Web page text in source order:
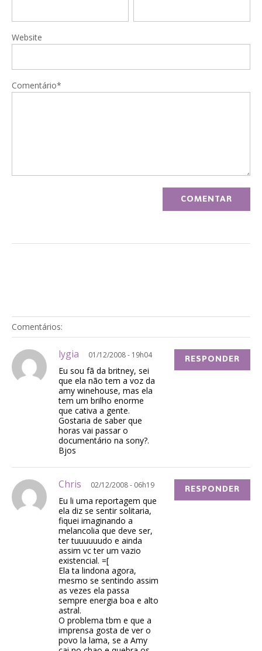
Website
Comentário*
Comentários:
lygia 01/12/2008 - 19h04
Eu sou fã da britney, sei
que ela não tem a voz da
amy winehouse, mas ela
tem um brilho enorme
que cativa a gente.
Gostaria de saber que
horas vai passar o
documentário na sony?.
Bjos
RESPONDER
Chris 02/12/2008 - 06h19
Eu li uma reportagem que
ela diz se sentir solitaria,
fiquei imaginando a
melancolia que deve ser,
ter tuuuuuudo e ainda
assim vc ter um vazio
existencial. =[
Ela ta lindona agora,
mesmo se sentindo assim
as vezes ela passa
sempre energia boa e alto
astral.
O problema tbm e que a
imprensa gosta de ver o
povo la lama, se a Amy
RESPONDER